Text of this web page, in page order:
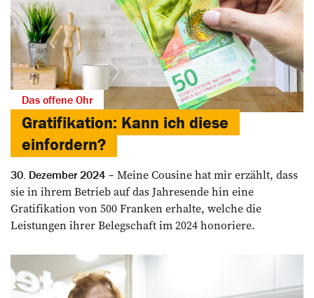
Das offene Ohr
Gratifikation: Kann ich diese
einfordern?
30. Dezember 2024
Meine Cousine hat mir erzählt, dass
sie in ihrem Betrieb auf das Jahresende hin eine
Gratifikation von 500 Franken erhalte, welche die
Leistungen ihrer Belegschaft im 2024 honoriere.